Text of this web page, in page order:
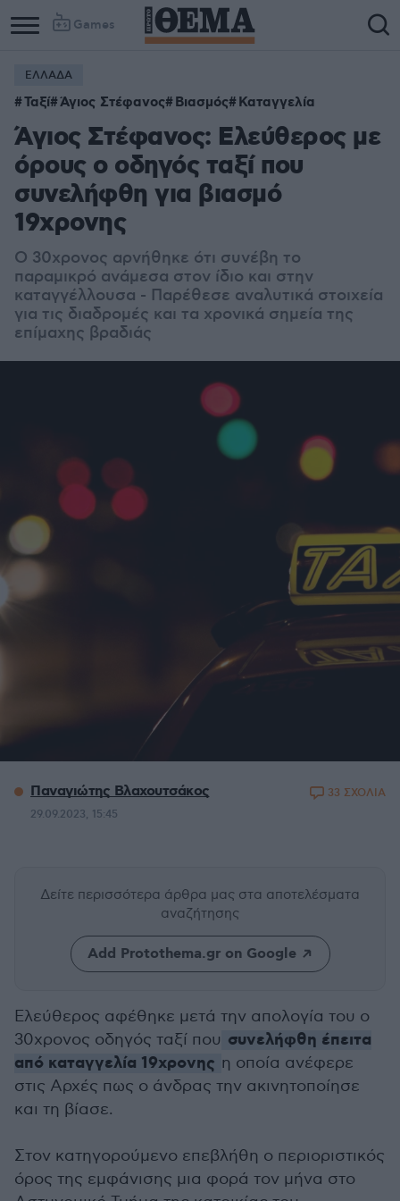
Games
ΕΛΛΑΔΑ
Ταξί Άγιος Στέφανος Βιασμός Καταγγελία
Άγιος Στέφανος: Ελεύθερος με
όρους ο οδηγός ταξί που
συνελήφθη για βιασμό
19χρονης
Ο 30χρονος αρνήθηκε ότι συνέβη το
παραμικρό ανάμεσα στον ίδιο και στην
καταγγέλλουσα - Παρέθεσε αναλυτικά στοιχεία
για τις διαδρομές και τα χρονικά σημεία της
επίμαχης βραδιάς
Παναγιώτης Βλαχουτσάκος
29.09.2023, 15:45
33 ΣΧΟΛΙΑ
Δείτε περισσότερα άρθρα μας στα αποτελέσματα
αναζήτησης
Add Protothema.gr on Google
Ελεύθερος αφέθηκε μετά την απολογία του ο
30χρονος οδηγός ταξί που συνελήφθη έπειτα
από καταγγελία 19χρονης η οποία ανέφερε
στις Αρχές πως ο άνδρας την ακινητοποίησε
και τη βίασε.
Στον κατηγορούμενο επεβλήθη ο περιοριστικός
όρος της εμφάνισης μια φορά τον μήνα στο